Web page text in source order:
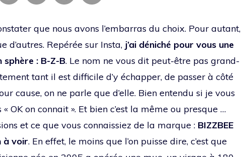
que nous avons l’embarras du choix. Pour autant,
d’autres. Repérée sur Insta, j’ai déniché pour vous une
sphère : B-Z-B. Le nom ne vous dit peut-être pas grand-
tant il est difficile d’y échapper, de passer à côté
cause, on ne parle que d’elle. Bien entendu si je vous
OK on connait ». Et bien c’est la même ou presque …
et ce que vous connaissiez de la marque : BIZZBEE
à voir. En effet, le moins que l’on puisse dire, c’est que